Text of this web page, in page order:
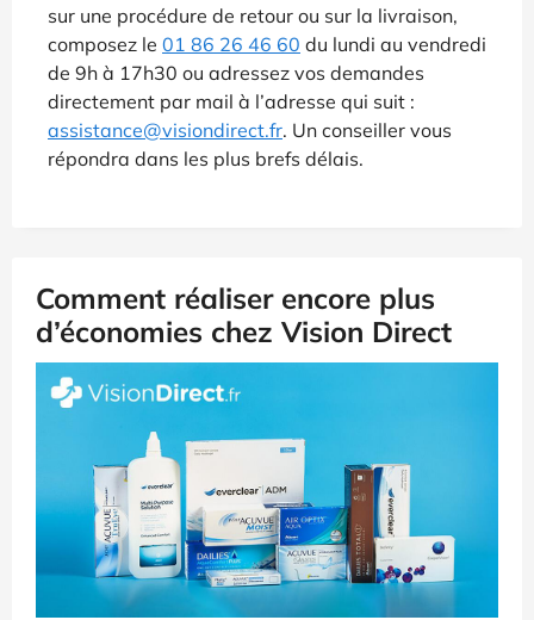
sur une procédure de retour ou sur la livraison,
composez le 01 86 26 46 60 du lundi au vendredi
de 9h à 17h30 ou adressez vos demandes
directement par mail à l’adresse qui suit :
assistance@visiondirect.fr. Un conseiller vous
répondra dans les plus brefs délais.
Comment réaliser encore plus
d’économies chez Vision Direct